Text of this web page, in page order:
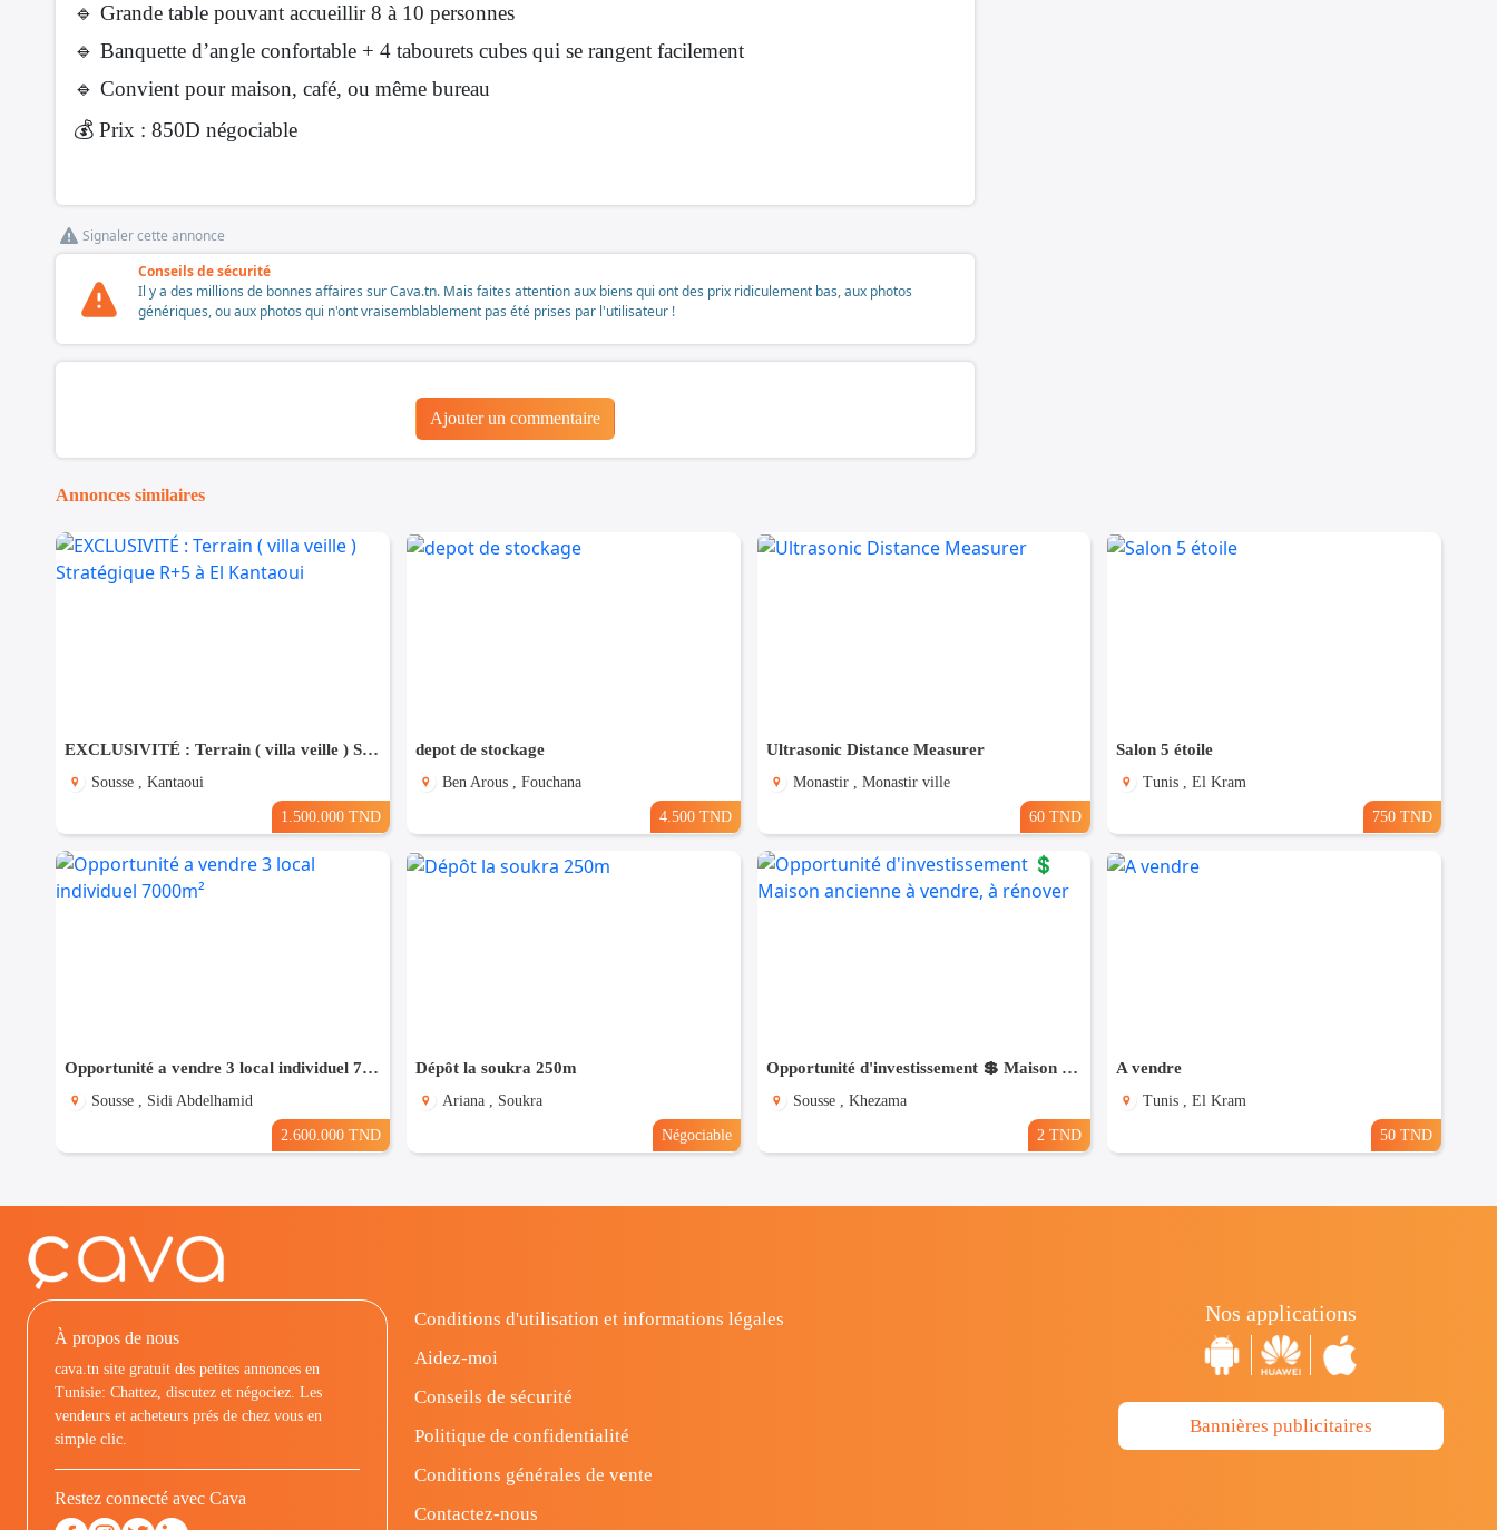
🔹 Grande table pouvant accueillir 8 à 10 personnes
🔹 Banquette d’angle confortable + 4 tabourets cubes qui se rangent facilement
🔹 Convient pour maison, café, ou même bureau
💰 Prix : 850D négociable
Signaler cette annonce
Conseils de sécurité
Il y a des millions de bonnes affaires sur Cava.tn. Mais faites attention aux biens qui ont des prix ridiculement bas, aux photos
génériques, ou aux photos qui n'ont vraisemblablement pas été prises par l'utilisateur !
Ajouter un commentaire
Annonces similaires
EXCLUSIVITÉ : Terrain ( villa veille ) Stratégique R+5 à El Kantaoui
Sousse , Kantaoui
1.500.000 TND
depot de stockage
Ben Arous , Fouchana
4.500 TND
Ultrasonic Distance Measurer
Monastir , Monastir ville
60 TND
Salon 5 étoile
Tunis , El Kram
750 TND
Opportunité a vendre 3 local individuel 7000m²
Sousse , Sidi Abdelhamid
2.600.000 TND
Dépôt la soukra 250m
Ariana , Soukra
Négociable
Opportunité d'investissement 💲 Maison ancienne à vendre, à rénover
Sousse , Khezama
2 TND
A vendre
Tunis , El Kram
50 TND
À propos de nous
cava.tn site gratuit des petites annonces en
Tunisie: Chattez, discutez et négociez. Les
vendeurs et acheteurs prés de chez vous en
simple clic.
Restez connecté avec Cava
Conditions d'utilisation et informations légales
Aidez-moi
Conseils de sécurité
Politique de confidentialité
Conditions générales de vente
Contactez-nous
Nos applications
Bannières publicitaires